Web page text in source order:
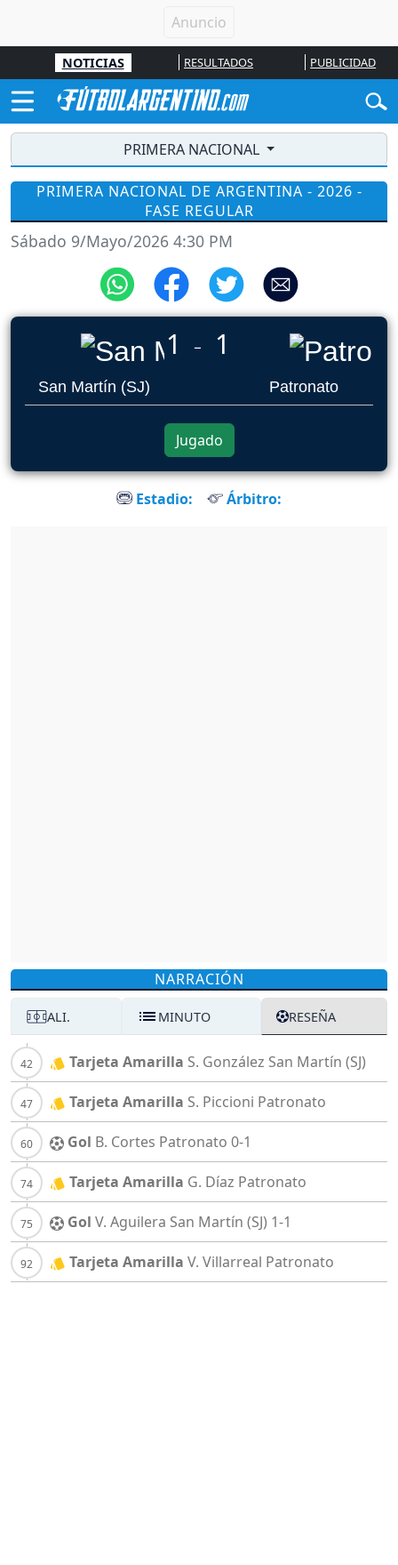
NOTICIAS RESULTADOS PUBLICIDAD
PRIMERA NACIONAL
PRIMERA NACIONAL DE ARGENTINA - 2026 -
FASE REGULAR
Sábado 9/Mayo/2026 4:30 PM
San Martín (SJ)
1 _ 1
Patronato
Jugado
Estadio: Árbitro:
NARRACIÓN
ALI. MINUTO RESEÑA
Tarjeta Amarilla S. González San Martín (SJ)
Tarjeta Amarilla S. Piccioni Patronato
Gol B. Cortes Patronato 0-1
Tarjeta Amarilla G. Díaz Patronato
Gol V. Aguilera San Martín (SJ) 1-1
Tarjeta Amarilla V. Villarreal Patronato